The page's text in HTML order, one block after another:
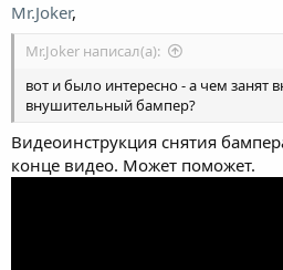
Mr.Joker,
Mr.Joker написал(а):
вот и было интересно - а чем занят
внушительный бампер?
Видеоинструкция снятия
конце видео. Может поможет.